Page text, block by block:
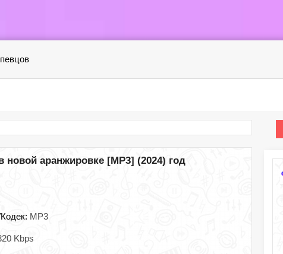
аранжировке [MP3] (2024) год
MP3
Kbps